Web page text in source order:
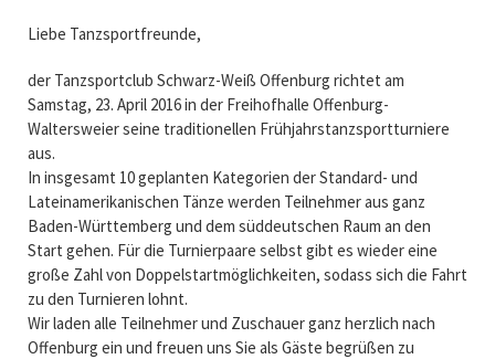
Liebe Tanzsportfreunde,
der Tanzsportclub Schwarz-Weiß Offenburg richtet am
Samstag, 23. April 2016 in der Freihofhalle Offenburg-
Waltersweier seine traditionellen Frühjahrstanzsportturniere
aus.
In insgesamt 10 geplanten Kategorien der Standard- und
Lateinamerikanischen Tänze werden Teilnehmer aus ganz
Baden-Württemberg und dem süddeutschen Raum an den
Start gehen. Für die Turnierpaare selbst gibt es wieder eine
große Zahl von Doppelstartmöglichkeiten, sodass sich die Fahrt
zu den Turnieren lohnt.
Wir laden alle Teilnehmer und Zuschauer ganz herzlich nach
Offenburg ein und freuen uns Sie als Gäste begrüßen zu